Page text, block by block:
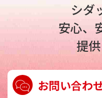
シダ
安心、
提
お問い合わ